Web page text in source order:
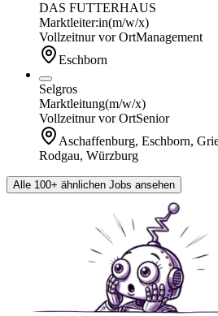
DAS FUTTERHAUS
Marktleiter:in(m/w/x)
Vollzeitnur vor OrtManagement
Eschborn
Selgros
Marktleitung(m/w/x)
Vollzeitnur vor OrtSenior
Aschaffenburg, Eschborn,
Rodgau, Würzburg
Alle 100+ ähnlichen Jobs ansehen